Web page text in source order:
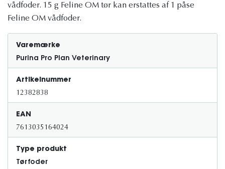
vådfoder. 15 g Feline OM tør kan erstattes af 1 påse
Feline OM vådfoder.
Varemærke
Purina Pro Plan Veterinary
Artikelnummer
12382838
EAN
7613035164024
Type produkt
Tørfoder